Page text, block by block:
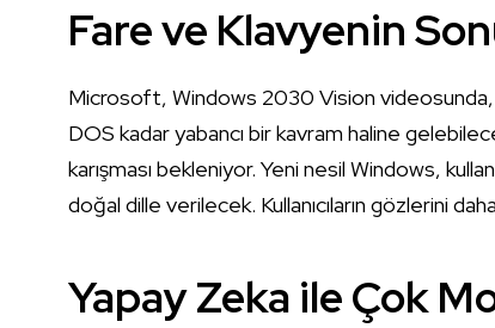
Fare ve Klavyenin
Microsoft, Windows 2030 Vision videosunda,
DOS kadar yabancı bir kavram haline
karışması bekleniyor. Yeni nesil Windows,
doğal dille verilecek. Kullanıcıların gözlerini
Yapay Zeka ile Çok